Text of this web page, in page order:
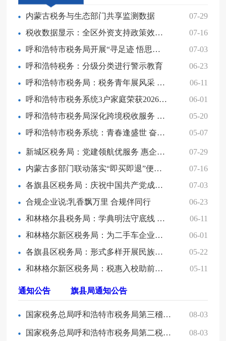
内蒙古税务与生态部门共享监测数据
07-29
税收数据显示：全区外资支持政策效应凸显
07-16
呼和浩特市税务局开展“寻足迹 悟思想 铸税魂 建新功 重走长征路”庆祝中国共产党成立105周年主题党日活动
07-03
呼和浩特税务：分级分类进行警示教育
06-23
呼和浩特市税务局：税务青年展风采 宣讲赛场创佳绩
06-11
呼和浩特市税务系统3户家庭荣获2026年度“最美家庭”荣誉称号
06-01
呼和浩特市税务局深化跨境税收服务 助力企业“走出去”
05-20
呼和浩特市税务系统：青春逢盛世 奋斗正当时
05-07
新城区税务局：党建领航优服务 惠企利民助发展
07-29
内蒙古多部门联动落实“即买即退”便利化举措
07-16
各旗县区税务局：庆祝中国共产党成立105周年
07-03
合规企业说:乳香飘万里 合规伴同行
06-23
和林格尔县税务局：学典明法守底线 同心聚力促发展
06-11
和林格尔新区税务局：为二手车企业送上合规“攻略”
06-01
各旗县区税务局：形式多样开展民族政策宣传活动
05-22
和林格尔新区税务局：税惠入校助前行 解疑释惑促遵从
05-11
通知公告 旗县局通知公告
国家税务总局呼和浩特市税务局第三稽查局关于送达内蒙古泽丰泰运输有限公司税务文书的公告 08-03
国家税务总局呼和浩特市税务局第二税务分局2026年7月非正常户公告 08-03